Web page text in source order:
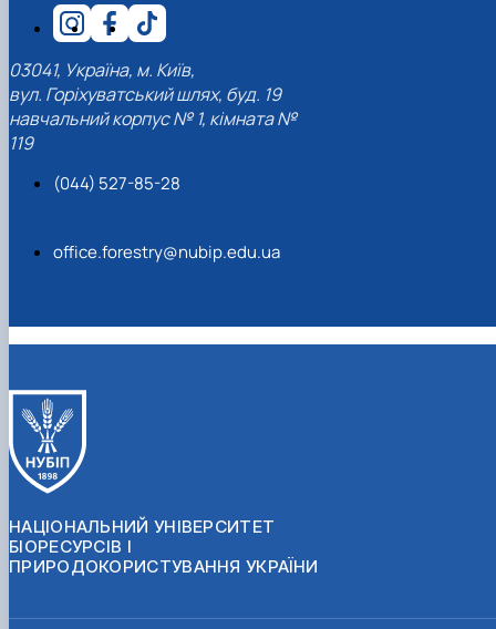
03041, Україна, м. Київ,
вул. Горіхуватський шлях, буд. 19
навчальний корпус № 1, кімната №
119
(044) 527-85-28
office.forestry@nubip.edu.ua
НАЦІОНАЛЬНИЙ УНІВЕРСИТЕТ
БІОРЕСУРСІВ І
ПРИРОДОКОРИСТУВАННЯ УКРАЇНИ